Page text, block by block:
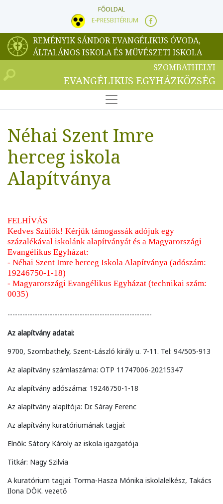
FŐOLDAL
E-PRESBITÉRIUM
REMÉNYIK SÁNDOR EVANGÉLIKUS ÓVODA,
ÁLTALÁNOS ISKOLA ÉS MŰVÉSZETI ISKOLA
SZOMBATHELYI
EVANGÉLIKUS EGYHÁZKÖZSÉG
Néhai Szent Imre
herceg iskola
Alapítványa
FELHÍVÁS
Kedves Szülők! Kérjük támogassák adójuk egy
százalékával iskolánk alapítványát és a Magyarországi
Evangélikus Egyházat:
- Néhai Szent Imre herceg Iskola Alapítványa (adószám:
19246750-1-18)
- Magyarországi Evangélikus Egyházat (technikai szám:
0035)
----------------------------------------------------------
Az alapítvány adatai:
9700, Szombathely, Szent-László király u. 7-11. Tel: 94/505-913
Az alapítvány számlaszáma: OTP 11747006-20215347
Az alapítvány adószáma: 19246750-1-18
Az alapítvány alapítója: Dr. Sáray Ferenc
Az alapítvány kuratóriumának tagjai:
Elnök: Sátory Károly az iskola igazgatója
Titkár: Nagy Szilvia
A kuratórium tagjai: Torma-Hasza Mónika iskolalelkész, Takács
Ilona DÖK. vezető